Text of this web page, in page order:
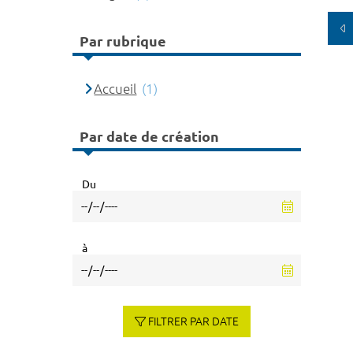
Par rubrique
Accueil (1)
Par date de création
Du
à
FILTRER PAR DATE